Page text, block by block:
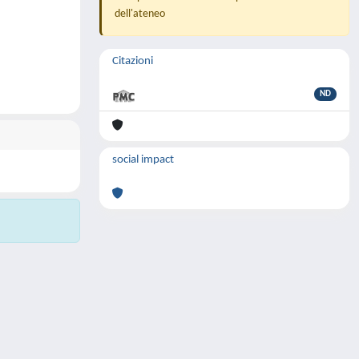
dell'ateneo
Citazioni
ND
social impact